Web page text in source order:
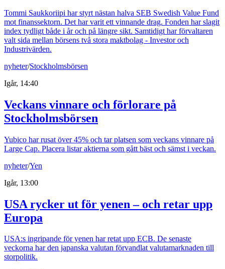
Tommi Saukkoriipi har styrt nästan halva SEB Swedish Value Fund
mot finanssektorn. Det har varit ett vinnande drag. Fonden har slagit
index tydligt både i år och på längre sikt. Samtidigt har förvaltaren
valt sida mellan börsens två stora maktbolag - Investor och
Industrivärden.
nyheter/Stockholmsbörsen
Igår, 14:40
Veckans vinnare och förlorare på
Stockholmsbörsen
Yubico har rusat över 45% och tar platsen som veckans vinnare på
Large Cap. Placera listar aktierna som gått bäst och sämst i veckan.
nyheter/Yen
Igår, 13:00
USA rycker ut för yenen – och retar upp
Europa
USA:s ingripande för yenen har retat upp ECB. De senaste
veckorna har den japanska valutan förvandlat valutamarknaden till
storpolitik.